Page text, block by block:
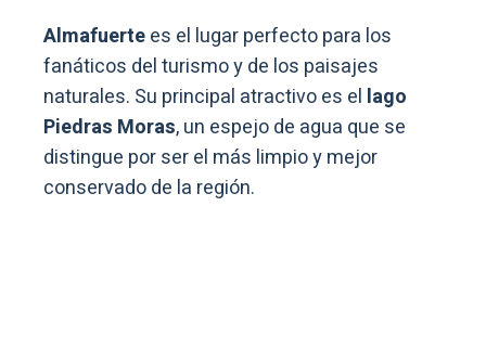
Almafuertees el lugar perfecto para los
fanáticos del turismo y de los paisajes
naturales. Su principal atractivo es el lago
Piedras Moras, un espejo de agua que se
distingue por ser el más limpio y mejor
conservado de la región.